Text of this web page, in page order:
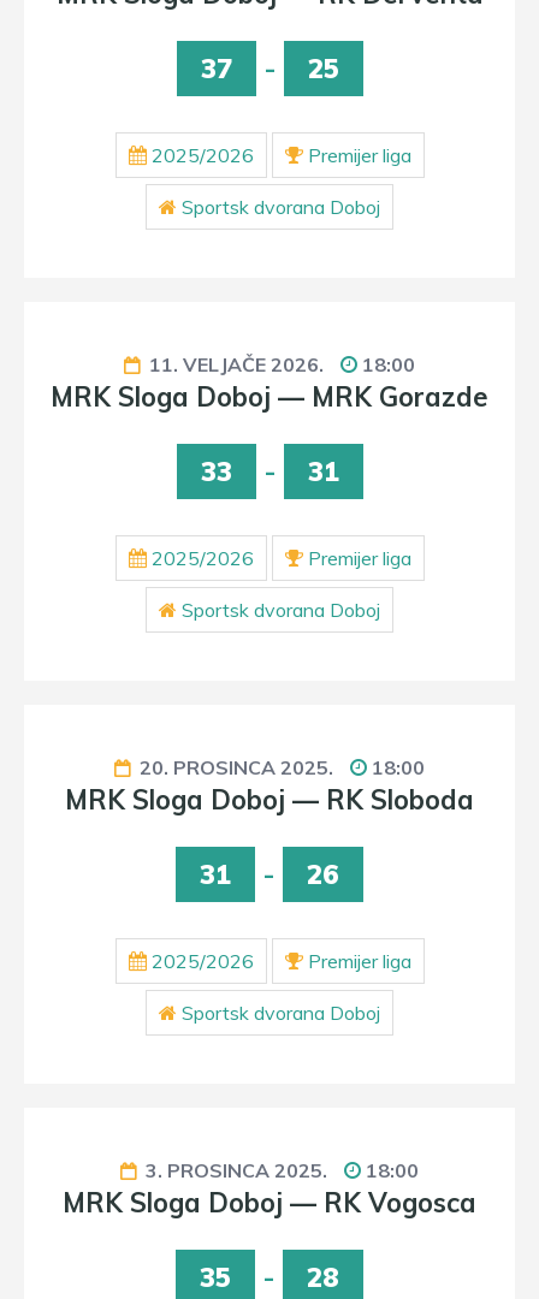
37 - 25
2025/2026 Premijer liga
Sportsk dvorana Doboj
11. VELJAČE 2026. 18:00
MRK Sloga Doboj — MRK Gorazde
33 - 31
2025/2026 Premijer liga
Sportsk dvorana Doboj
20. PROSINCA 2025. 18:00
MRK Sloga Doboj — RK Sloboda
31 - 26
2025/2026 Premijer liga
Sportsk dvorana Doboj
3. PROSINCA 2025. 18:00
MRK Sloga Doboj — RK Vogosca
35 - 28